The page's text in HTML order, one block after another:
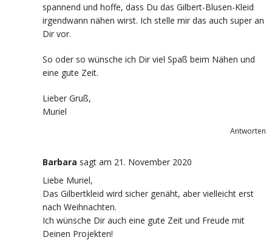
spannend und hoffe, dass Du das Gilbert-Blusen-Kleid
irgendwann nähen wirst. Ich stelle mir das auch super an
Dir vor.
So oder so wünsche ich Dir viel Spaß beim Nähen und
eine gute Zeit.
Lieber Gruß,
Muriel
Antworten
Barbara sagt am 21. November 2020
Liebe Muriel,
Das Gilbertkleid wird sicher genäht, aber vielleicht erst
nach Weihnachten.
Ich wünsche Dir auch eine gute Zeit und Freude mit
Deinen Projekten!